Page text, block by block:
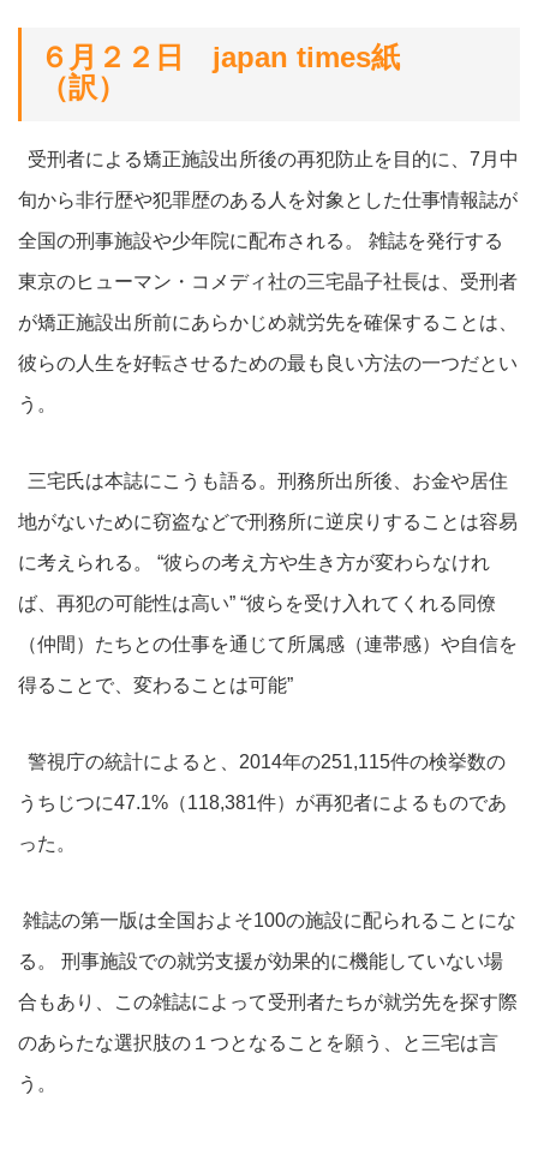
６月２２日 japan times紙
（訳）
受刑者による矯正施設出所後の再犯防止を目的に、7月中
旬から非行歴や犯罪歴のある人を対象とした仕事情報誌が
全国の刑事施設や少年院に配布される。 雑誌を発行する
東京のヒューマン・コメディ社の三宅晶子社長は、受刑者
が矯正施設出所前にあらかじめ就労先を確保することは、
彼らの人生を好転させるための最も良い方法の一つだとい
う。
三宅氏は本誌にこうも語る。刑務所出所後、お金や居住
地がないために窃盗などで刑務所に逆戻りすることは容易
に考えられる。 “彼らの考え方や生き方が変わらなけれ
ば、再犯の可能性は高い” “彼らを受け入れてくれる同僚
（仲間）たちとの仕事を通じて所属感（連帯感）や自信を
得ることで、変わることは可能”
警視庁の統計によると、2014年の251,115件の検挙数の
うちじつに47.1%（118,381件）が再犯者によるものであ
った。
雑誌の第一版は全国およそ100の施設に配られることにな
る。 刑事施設での就労支援が効果的に機能していない場
合もあり、この雑誌によって受刑者たちが就労先を探す際
のあらたな選択肢の１つとなることを願う、と三宅は言
う。